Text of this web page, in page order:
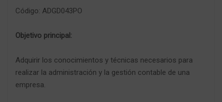
Código: ADGD043PO
Objetivo principal:
Adquirir los conocimientos y técnicas necesarios para
realizar la administración y la gestión contable de una
empresa.